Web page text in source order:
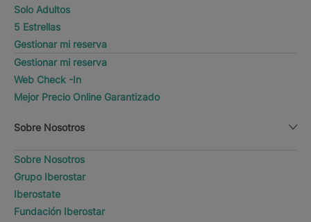
Solo Adultos
5 Estrellas
Gestionar mi reserva
Gestionar mi reserva
Web Check -In
Mejor Precio Online Garantizado
Sobre Nosotros
Sobre Nosotros
Grupo Iberostar
Iberostate
Fundación Iberostar